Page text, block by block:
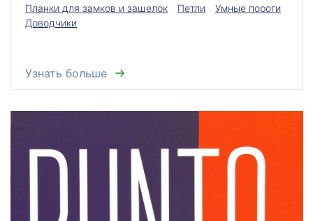
Планки для замков и защелок
Петли
Умные пороги
Доводчики
Узнать больше